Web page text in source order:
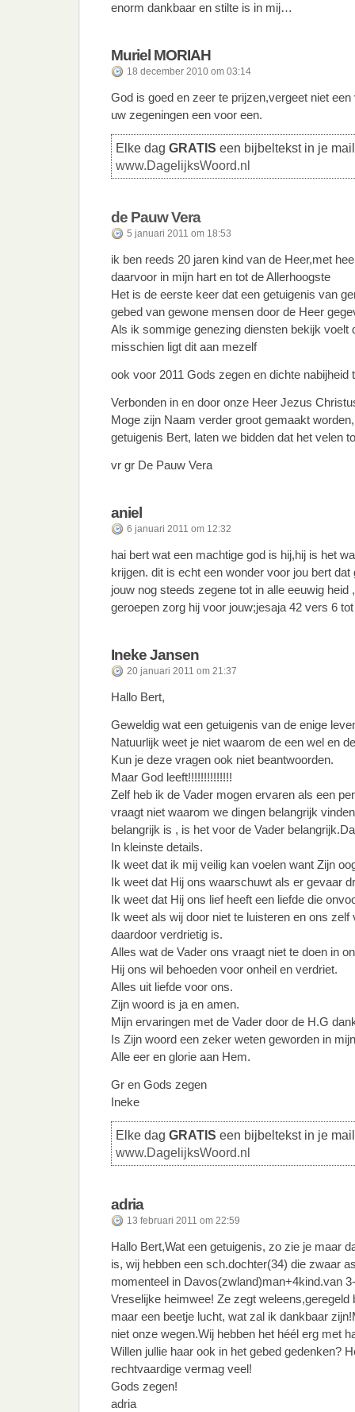
enorm dankbaar en stilte is in mij…
Muriel MORIAH
18 december 2010 om 03:14
God is goed en zeer te prijzen,vergeet niet
uw zegeningen een voor een.
Elke dag GRATIS een bijbeltekst in je
www.DagelijksWoord.nl
de Pauw Vera
5 januari 2011 om 18:53
ik ben reeds 20 jaren kind van de Heer,met
daarvoor in mijn hart en tot de Allerhoogste
Het is de eerste keer dat een getuigenis van
gebed van gewone mensen door de Heer
Als ik sommige genezing diensten bekijk voelt
misschien ligt dit aan mezelf
ook voor 2011 Gods zegen en dichte nabijheid
Verbonden in en door onze Heer Jezus
Moge zijn Naam verder groot gemaakt
getuigenis Bert, laten we bidden dat het velen
vr gr De Pauw Vera
aniel
6 januari 2011 om 12:32
hai bert wat een machtige god is hij,hij is het
krijgen. dit is echt een wonder voor jou bert dat
jouw nog steeds zegene tot in alle eeuwig heid
geroepen zorg hij voor jouw;jesaja 42 vers 6
Ineke Jansen
20 januari 2011 om 21:37
Hallo Bert,
Geweldig wat een getuigenis van de enige
Natuurlijk weet je niet waarom de een wel en
Kun je deze vragen ook niet beantwoorden.
Maar God leeft!!!!!!!!!!!!!!
Zelf heb ik de Vader mogen ervaren als een
vraagt niet waarom we dingen belangrijk
belangrijk is , is het voor de Vader
In kleinste details.
Ik weet dat ik mij veilig kan voelen want Zijn
Ik weet dat Hij ons waarschuwt als er gevaar
Ik weet dat Hij ons lief heeft een liefde die
Ik weet als wij door niet te luisteren en ons zelf
daardoor verdrietig is.
Alles wat de Vader ons vraagt niet te doen in
Hij ons wil behoeden voor onheil en verdriet.
Alles uit liefde voor ons.
Zijn woord is ja en amen.
Mijn ervaringen met de Vader door de H.G
Is Zijn woord een zeker weten geworden in
Alle eer en glorie aan Hem.
Gr en Gods zegen
Ineke
Elke dag GRATIS een bijbeltekst in je
www.DagelijksWoord.nl
adria
13 februari 2011 om 22:59
Hallo Bert,Wat een getuigenis, zo zie je maar
is, wij hebben een sch.dochter(34) die zwaar
momenteel in Davos(zwland)man+4kind.van
Vreselijke heimwee! Ze zegt weleens,geregeld
maar een beetje lucht, wat zal ik dankbaar
niet onze wegen.Wij hebben het héél erg met
Willen jullie haar ook in het gebed gedenken?
rechtvaardige vermag veel!
Gods zegen!
adria